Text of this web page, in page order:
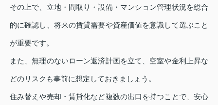
その上で、立地・間取り・設備・マンション管理状況を総合
的に確認し、将来の賃貸需要や資産価値を意識して選ぶこと
が重要です。
また、無理のないローン返済計画を立て、空室や金利上昇な
どのリスクも事前に想定しておきましょう。
住み替えや売却・賃貸化など複数の出口を持つことで、安心